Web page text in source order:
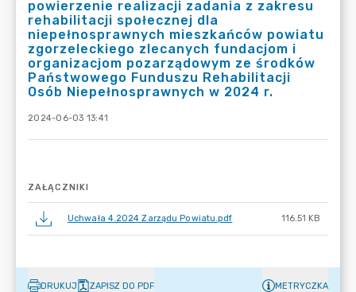
powierzenie realizacji zadania z zakresu
rehabilitacji społecznej dla
niepełnosprawnych mieszkańców powiatu
zgorzeleckiego zlecanych fundacjom i
organizacjom pozarządowym ze środków
Państwowego Funduszu Rehabilitacji
Osób Niepełnosprawnych w 2024 r.
2024-06-03 13:41
ZAŁĄCZNIKI
Uchwała 4.2024 Zarządu Powiatu.pdf 116.51 KB
DRUKUJ ZAPISZ DO PDF METRYCZKA